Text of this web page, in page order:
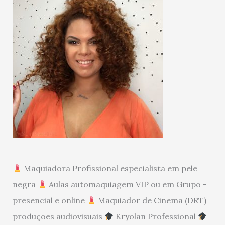
Maquiadora Profissional especialista em pele
negra
Aulas automaquiagem VIP ou em Grupo -
presencial e online
Maquiador de Cinema (DRT)
produções audiovisuais
Kryolan Professional